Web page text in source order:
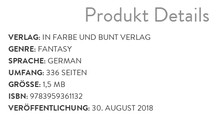
Produkt Details
VERLAG: IN FARBE UND BUNT VERLAG
GENRE: FANTASY
SPRACHE:GERMAN
UMFANG:336 SEITEN
GRÖSSE: 1,5 MB
ISBN:9783959361132
VERÖFFENTLICHUNG:30. AUGUST 2018